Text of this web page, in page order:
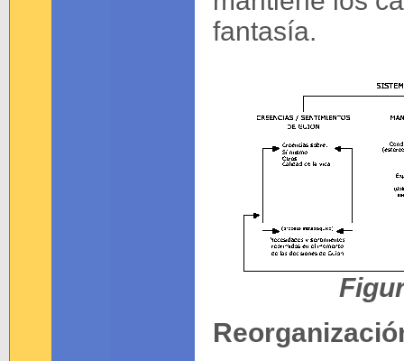
fantasía.